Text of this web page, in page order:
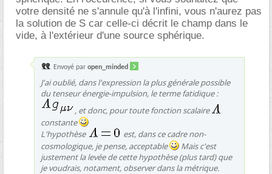
votre densité ne s'annule qu'à l'infini, vous n'aurez pas
la solution de S car celle-ci décrit le champ dans le
vide, à l'extérieur d'une source sphérique.
Envoyé par open_minded
J'ai oublié, dans l'expression la plus générale possible
du tenseur énergie-impulsion, le terme fatidique :
, et donc, pour toute fonction scalaire
constante
L'hypothèse
est, dans ce cadre non-
cosmologique, je pense, acceptable
Mais c'est
justement la levée de cette hypothèse (plus tard) que
je voudrais, notament, observer dans la métrique.